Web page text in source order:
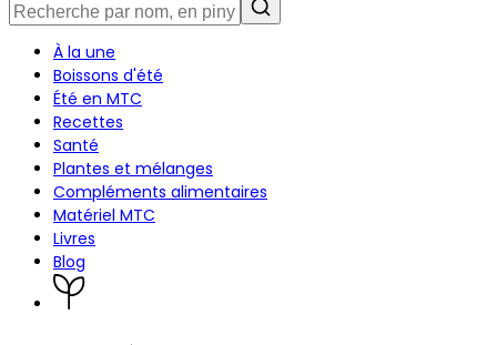
À la une
Boissons d'été
Été en MTC
Recettes
Santé
Plantes et mélanges
Compléments alimentaires
Matériel MTC
Livres
Blog